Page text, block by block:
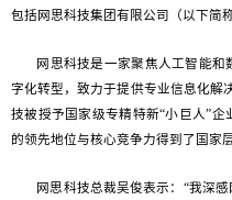
包括网思科技集团有限公司（以下简称
网思科技是一家聚焦人工智能
字化转型，致力于提供专业信息化解
技被授予国家级专精特新“小巨人”
的领先地位与核心竞争力得到了国家
网思科技总裁吴俊表示：“我深